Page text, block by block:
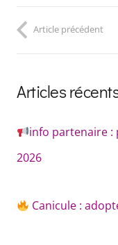
Article précédent
Articles
info partenaire :
2026
Canicule :